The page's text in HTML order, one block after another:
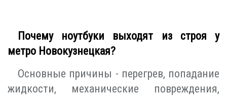
Почему ноутбуки выходят из строя у
метро Новокузнецкая?
Основные причины - перегрев, попадание
жидкости, механические повреждения,